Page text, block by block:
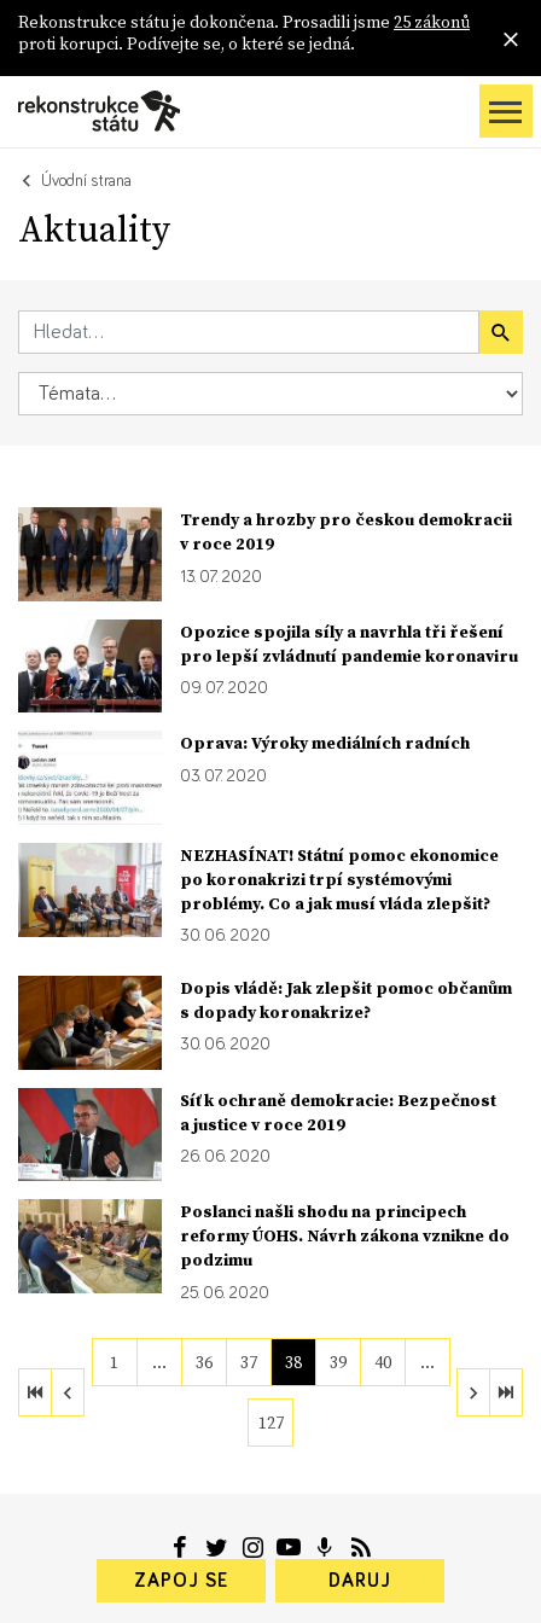
Rekonstrukce státu je dokončena. Prosadili jsme 25 zákonů
proti korupci. Podívejte se, o které se jedná.
Úvodní strana
Aktuality
Trendy a hrozby pro českou demokracii
v roce 2019
13. 07. 2020
Opozice spojila síly a navrhla tři řešení
pro lepší zvládnutí pandemie koronaviru
09. 07. 2020
Oprava: Výroky mediálních radních
03. 07. 2020
NEZHASÍNAT! Státní pomoc ekonomice
po koronakrizi trpí systémovými
problémy. Co a jak musí vláda zlepšit?
30. 06. 2020
Dopis vládě: Jak zlepšit pomoc občanům
s dopady koronakrize?
30. 06. 2020
Síť k ochraně demokracie: Bezpečnost
a justice v roce 2019
26. 06. 2020
Poslanci našli shodu na principech
reformy ÚOHS. Návrh zákona vznikne do
podzimu
25. 06. 2020
1 … 36 37 38 39 40 …
127
ZAPOJ SE DARUJ